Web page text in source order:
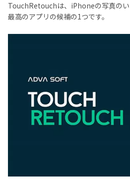
TouchRetouchは、iPhoneの写真の
最高のアプリの候補の1つです。